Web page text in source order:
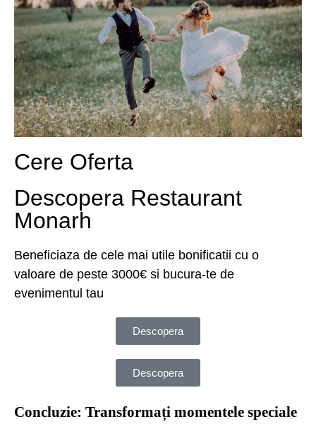
Cere Oferta
Descopera Restaurant
Monarh
Beneficiaza de cele mai utile bonificatii cu o
valoare de peste 3000€ si bucura-te de
evenimentul tau
Descopera
Descopera
Concluzie: Transformați momentele speciale